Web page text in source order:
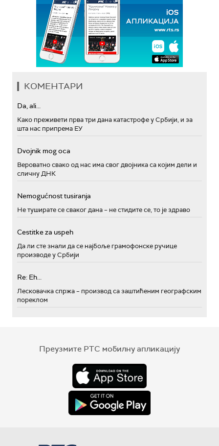
КОМЕНТАРИ
Da, ali...
Како преживети прва три дана катастрофе у Србији, и за
шта нас припрема ЕУ
Dvojnik mog oca
Вероватно свако од нас има свог двојника са којим дели и
сличну ДНК
Nemogućnost tusiranja
Не туширате се сваког дана – не стидите се, то је здраво
Cestitke za uspeh
Да ли сте знали да се најбоље грамофонске ручице
производе у Србији
Re: Eh...
Лесковачка спржа – производ са заштићеним географским
пореклом
Преузмите РТС мобилну апликацију